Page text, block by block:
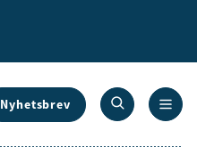
Nyhetsbrev